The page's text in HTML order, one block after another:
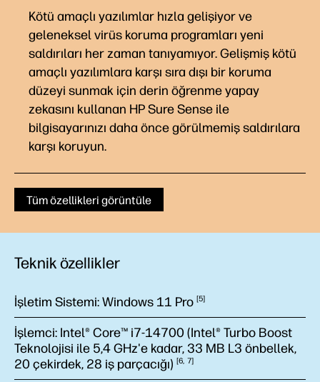
Kötü amaçlı yazılımlar hızla gelişiyor ve
geleneksel virüs koruma programları yeni
saldırıları her zaman tanıyamıyor. Gelişmiş kötü
amaçlı yazılımlara karşı sıra dışı bir koruma
düzeyi sunmak için derin öğrenme yapay
zekasını kullanan HP Sure Sense ile
bilgisayarınızı daha önce görülmemiş saldırılara
karşı koruyun.
Tüm özellikleri görüntüle
Teknik özellikler
İşletim Sistemi:Windows 11 Pro 5
İşlemci: Intel® Core™ i7-14700 (Intel® Turbo Boost
Teknolojisi ile 5,4 GHz'e kadar, 33 MB L3 önbellek,
20 çekirdek, 28 iş parçacığı) 6 7